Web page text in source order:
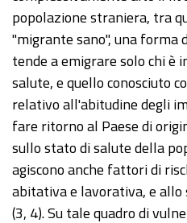
popolazione straniera, tra
"migrante sano", una forma
tende a emigrare solo chi è
salute, e quello conosciuto
relativo all'abitudine degli
fare ritorno al Paese di
sullo stato di salute della
agiscono anche fattori di
abitativa e lavorativa, e allo
(3, 4). Su tale quadro di